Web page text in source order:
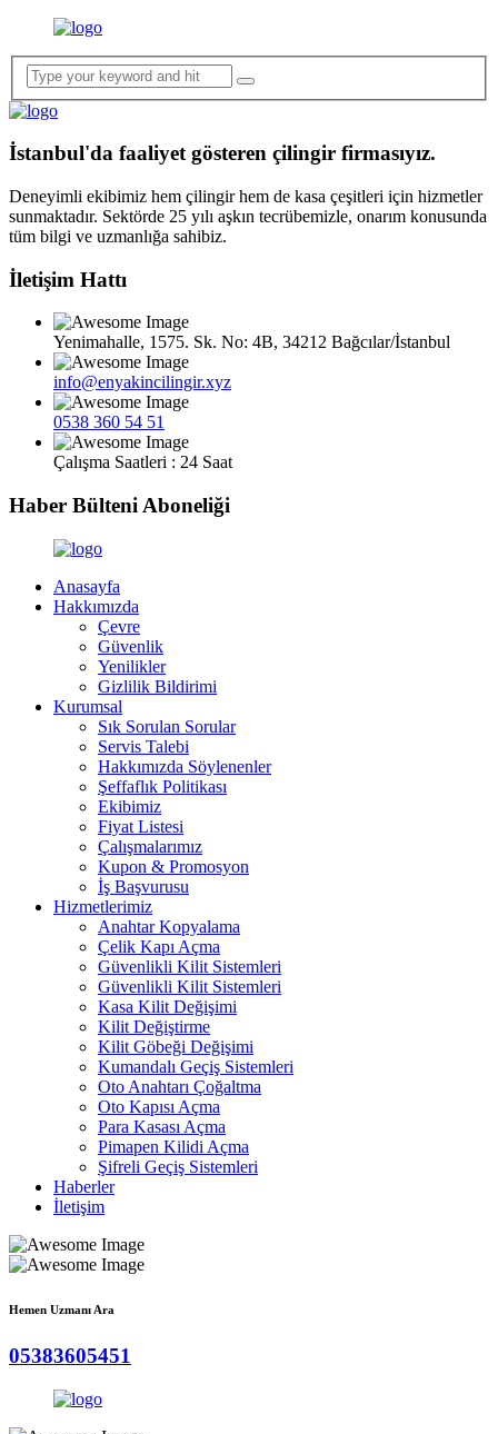
İstanbul'da faaliyet gösteren çilingir firmasıyız.
Deneyimli ekibimiz hem çilingir hem de kasa çeşitleri için hizmetler
sunmaktadır. Sektörde 25 yılı aşkın tecrübemizle, onarım konusunda
tüm bilgi ve uzmanlığa sahibiz.
İletişim Hattı
Yenimahalle, 1575. Sk. No: 4B, 34212 Bağcılar/İstanbul
info@enyakincilingir.xyz
0538 360 54 51
Çalışma Saatleri : 24 Saat
Haber Bülteni Aboneliği
Anasayfa
Hakkımızda
Çevre
Güvenlik
Yenilikler
Gizlilik Bildirimi
Kurumsal
Sık Sorulan Sorular
Servis Talebi
Hakkımızda Söylenenler
Şeffaflık Politikası
Ekibimiz
Fiyat Listesi
Çalışmalarımız
Kupon & Promosyon
İş Başvurusu
Hizmetlerimiz
Anahtar Kopyalama
Çelik Kapı Açma
Güvenlikli Kilit Sistemleri
Güvenlikli Kilit Sistemleri
Kasa Kilit Değişimi
Kilit Değiştirme
Kilit Göbeği Değişimi
Kumandalı Geçiş Sistemleri
Oto Anahtarı Çoğaltma
Oto Kapısı Açma
Para Kasası Açma
Pimapen Kilidi Açma
Şifreli Geçiş Sistemleri
Haberler
İletişim
Hemen Uzmanı Ara
05383605451